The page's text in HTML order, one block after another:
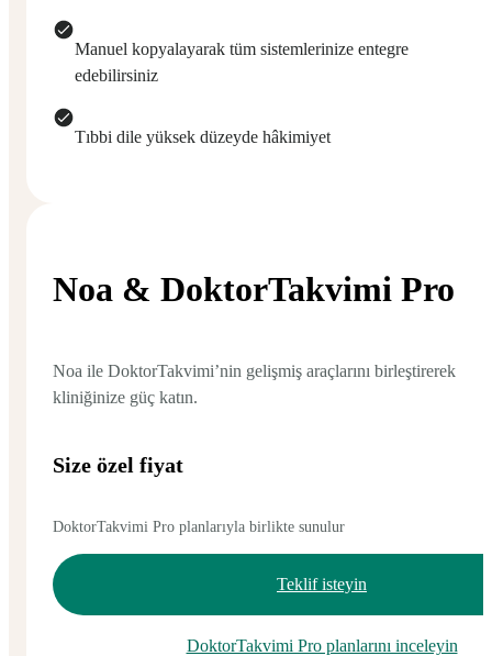
Manuel kopyalayarak tüm sistemlerinize entegre
edebilirsiniz
Tıbbi dile yüksek düzeyde hâkimiyet
Noa & DoktorTakvimi Pro
Noa ile DoktorTakvimi’nin gelişmiş araçlarını birleştirerek
kliniğinize güç katın.
Size özel fiyat
DoktorTakvimi Pro planlarıyla birlikte sunulur
Teklif isteyin
DoktorTakvimi Pro planlarını inceleyin